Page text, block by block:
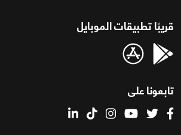
قريبًا تطبيقات الموبايل
تابعونا على